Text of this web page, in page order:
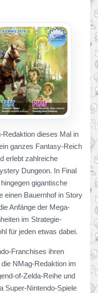
dieses Mal in
ganzes Fantasy-Reich
erlebt zahlreiche
Dungeon. In Final
gigantische
einen Bauernhof in Story
Anfänge der Mega-
im Strategie-
für jeden etwas dabei.
Franchises ihren
NMag-Redaktion im
of-Zelda-Reihe und
Super-Nintendo-Spiele